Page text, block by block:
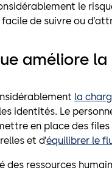
le
de suivre ou
améliore
la
identités. Le
en place des
et d’équilibrer le
des ressources